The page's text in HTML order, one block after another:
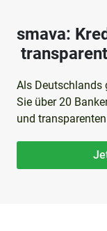
smava:
Als Deutschlands
Sie über 20
und